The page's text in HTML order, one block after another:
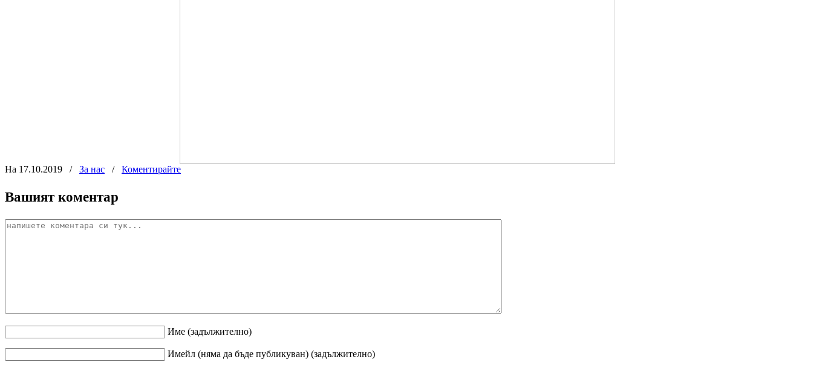
На 17.10.2019 / За нас / Коментирайте
Вашият коментар
Име (задължително)
Имейл (няма да бъде публикуван) (задължително)